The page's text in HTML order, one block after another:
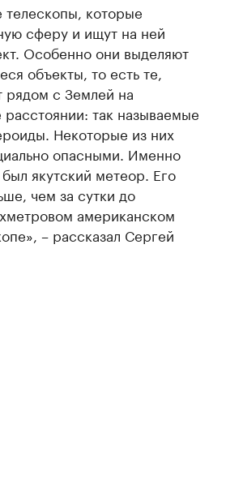
телескопы, которые
сферу и ищут на ней
Особенно они выделяют
объекты, то есть те,
рядом с Землей на
так называемые
Некоторые из них
опасными. Именно
якутский метеор. Его
чем за сутки до
американском
– рассказал Сергей